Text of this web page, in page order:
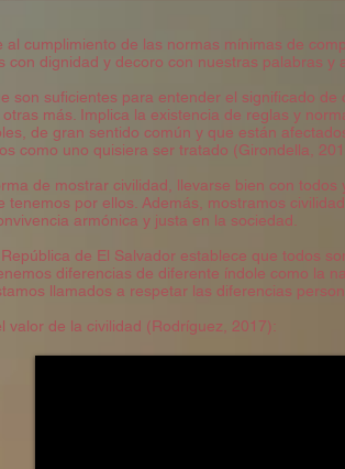
al cumplimiento de las normas mínimas de
con dignidad y decoro con nuestras palabras
son suficientes para entender el significado
más. Implica la existencia de reglas y
de gran sentido común y que están
como uno quisiera ser tratado (Girondella,
de mostrar civilidad, llevarse bien con
tenemos por ellos. Además, mostramos
armónica y justa en la sociedad.
de El Salvador establece que todos
diferencias de diferente índole como la
llamados a respetar las diferencias
valor de la civilidad (Rodríguez, 2017):